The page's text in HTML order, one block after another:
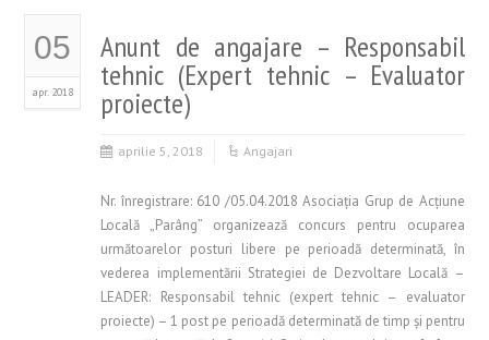
05
apr. 2018
Anunt de angajare – Responsabil
tehnic (Expert tehnic – Evaluator
proiecte)
aprilie 5, 2018 Angajari
Nr. înregistrare: 610 /05.04.2018 Asociaţia Grup de Acţiune
Locală „Parâng” organizează concurs pentru ocuparea
următoarelor posturi libere pe perioadă determinată, în
vederea implementării Strategiei de Dezvoltare Locală –
LEADER: Responsabil tehnic (expert tehnic – evaluator
proiecte) – 1 post pe perioadă determinată de timp şi pentru